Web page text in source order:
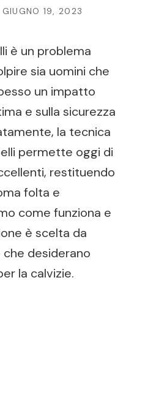
GIUGNO 19, 2023
è un problema
sia uomini che
un impatto
e sulla sicurezza
la tecnica
permette oggi di
restituendo
folta e
come funziona e
è scelta da
desiderano
la calvizie.